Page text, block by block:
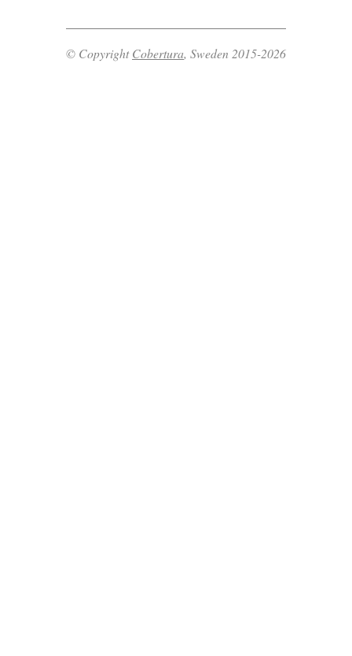
© CopyrightCobertura, Sweden 2015-2026